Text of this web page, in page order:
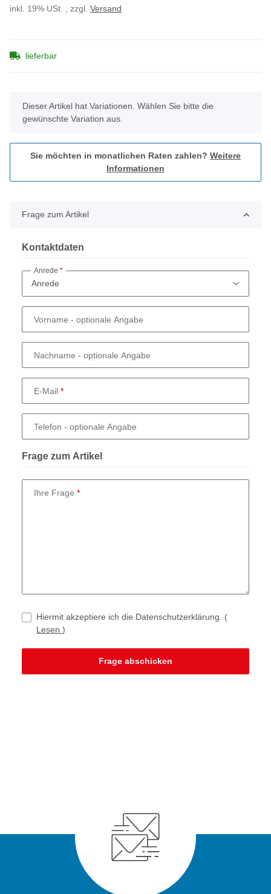
inkl. 19% USt. , zzgl. Versand
lieferbar
x
Dieser Artikel hat Variationen. Wählen Sie bitte die
gewünschte Variation aus.
Sie möchten in monatlichen Raten zahlen? Weitere
Informationen
Frage zum Artikel
Kontaktdaten
Anrede
Vorname - optionale Angabe
Nachname - optionale Angabe
E-Mail
Telefon - optionale Angabe
Frage zum Artikel
Ihre Frage
Hiermit akzeptiere ich die Datenschutzerklärung. (
Lesen )
Frage abschicken